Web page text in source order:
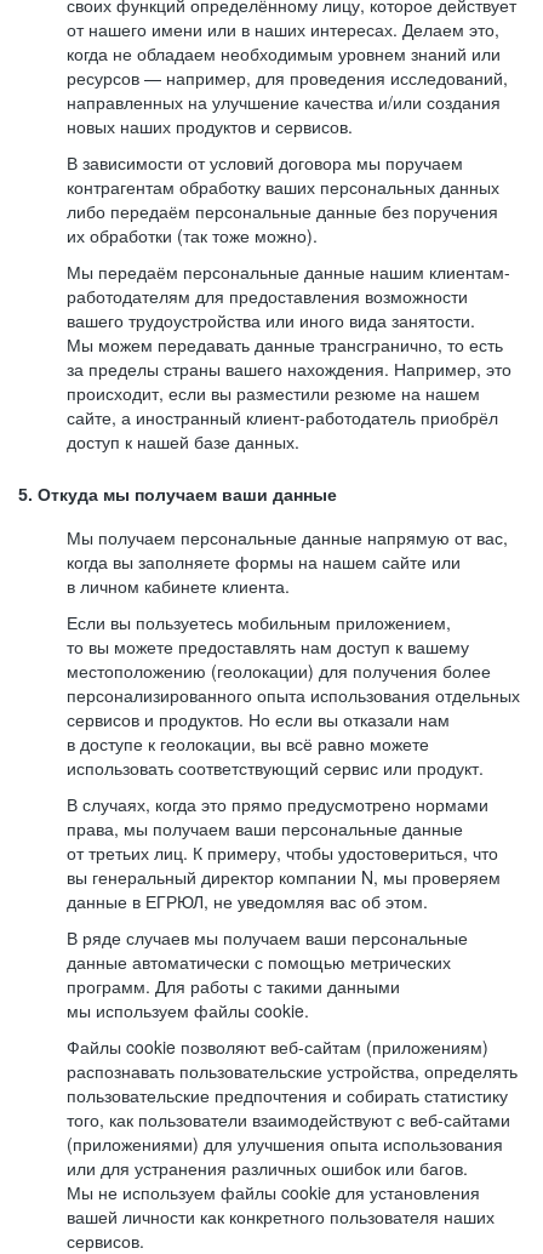
своих функций определённому лицу, которое действует
от нашего имени или в наших интересах. Делаем это,
когда не обладаем необходимым уровнем знаний или
ресурсов — например, для проведения исследований,
направленных на улучшение качества и/или создания
новых наших продуктов и сервисов.
В зависимости от условий договора мы поручаем
контрагентам обработку ваших персональных данных
либо передаём персональные данные без поручения
их обработки (так тоже можно).
Мы передаём персональные данные нашим клиентам-
работодателям для предоставления возможности
вашего трудоустройства или иного вида занятости.
Мы можем передавать данные трансгранично, то есть
за пределы страны вашего нахождения. Например, это
происходит, если вы разместили резюме на нашем
сайте, а иностранный клиент-работодатель приобрёл
доступ к нашей базе данных.
5. Откуда мы получаем ваши данные
Мы получаем персональные данные напрямую от вас,
когда вы заполняете формы на нашем сайте или
в личном кабинете клиента.
Если вы пользуетесь мобильным приложением,
то вы можете предоставлять нам доступ к вашему
местоположению (геолокации) для получения более
персонализированного опыта использования отдельных
сервисов и продуктов. Но если вы отказали нам
в доступе к геолокации, вы всё равно можете
использовать соответствующий сервис или продукт.
В случаях, когда это прямо предусмотрено нормами
права, мы получаем ваши персональные данные
от третьих лиц. К примеру, чтобы удостовериться, что
вы генеральный директор компании N, мы проверяем
данные в ЕГРЮЛ, не уведомляя вас об этом.
В ряде случаев мы получаем ваши персональные
данные автоматически с помощью метрических
программ. Для работы с такими данными
мы используем файлы cookie.
Файлы cookie позволяют веб-сайтам (приложениям)
распознавать пользовательские устройства, определять
пользовательские предпочтения и собирать статистику
того, как пользователи взаимодействуют с веб-сайтами
(приложениями) для улучшения опыта использования
или для устранения различных ошибок или багов.
Мы не используем файлы cookie для установления
вашей личности как конкретного пользователя наших
сервисов.